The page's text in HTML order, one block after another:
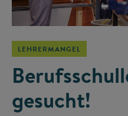
LEHRERMANGEL
gesucht!